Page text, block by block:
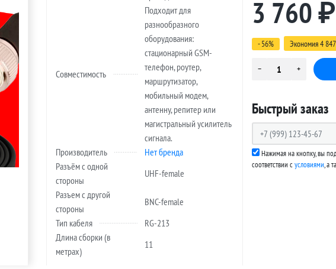
Совместимость
Подходит для
разнообразного
оборудования:
стационарный GSM-
телефон, роутер,
маршрутизатор,
мобильный модем,
антенну, репитер или
магистральный усилитель
сигнала.
Производитель
Нет бренда
Разъём с одной
стороны
UHF-female
Разъем с другой
стороны
BNC-female
Тип кабеля
RG-213
Длина сборки (в
метрах)
11
3 760 ₽
- 56% Экономия4 847
Быстрый заказ
Нажимая на кнопку, вы
соответствии сусловиями, а